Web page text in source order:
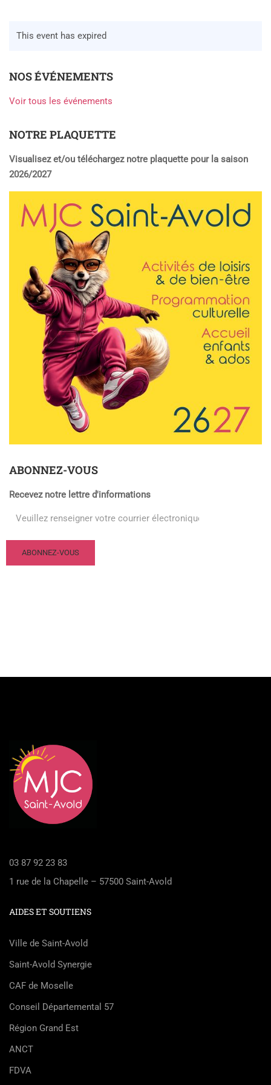
This event has expired
NOS ÉVÉNEMENTS
Voir tous les événements
NOTRE PLAQUETTE
Visualisez et/ou téléchargez notre plaquette pour la saison
2026/2027
ABONNEZ-VOUS
Recevez notre lettre d'informations
03 87 92 23 83
1 rue de la Chapelle – 57500 Saint-Avold
AIDES ET SOUTIENS
Ville de Saint-Avold
Saint-Avold Synergie
CAF de Moselle
Conseil Départemental 57
Région Grand Est
ANCT
FDVA